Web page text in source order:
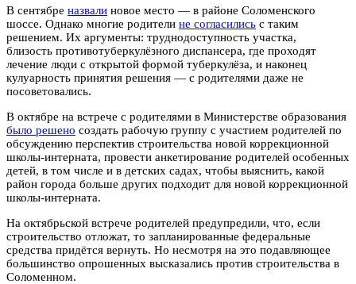
В сентябре назвали новое место — в районе Соломенского
шоссе. Однако многие родители не согласились с таким
решением. Их аргументы: труднодоступность участка,
близость противотуберкулёзного диспансера, где проходят
лечение люди с открытой формой туберкулёза, и наконец
кулуарность принятия решения — с родителями даже не
посоветовались.
В октябре на встрече с родителями в Министерстве образования
было решено создать рабочую группу с участием родителей по
обсуждению перспектив строительства новой коррекционной
школы-интерната, провести анкетирование родителей особенных
детей, в том числе и в детских садах, чтобы выяснить, какой
район города больше других подходит для новой коррекционной
школы-интерната.
На октябрьской встрече родителей предупредили, что, если
строительство отложат, то запланированные федеральные
средства придётся вернуть. Но несмотря на это подавляющее
большинство опрошенных высказались против строительства в
Соломенном.